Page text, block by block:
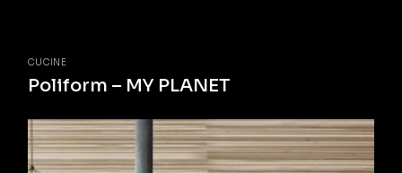
CUCINE
Poliform – MY PLANET